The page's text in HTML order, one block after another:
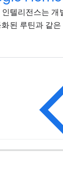
인텔리전스는
된 루틴과 같